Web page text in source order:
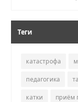
Теги
катастрофа
педагогика
катки приём